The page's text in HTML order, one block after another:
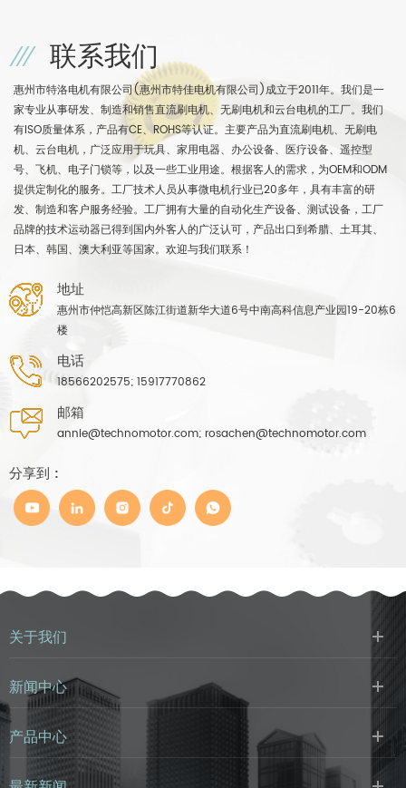
联系我们
惠州市特洛电机有限公司(惠州市特佳电机有限公司)成立于2011年。我们是一
家专业从事研发、制造和销售直流刷电机、无刷电机和云台电机的工厂。我们
有ISO质量体系，产品有CE、ROHS等认证。主要产品为直流刷电机、无刷电
机、云台电机，广泛应用于玩具、家用电器、办公设备、医疗设备、遥控型
号、飞机、电子门锁等，以及一些工业用途。根据客人的需求，为OEM和ODM
提供定制化的服务。工厂技术人员从事微电机行业已20多年，具有丰富的研
发、制造和客户服务经验。工厂拥有大量的自动化生产设备、测试设备，工厂
品牌的技术运动器已得到国内外客人的广泛认可，产品出口到希腊、土耳其、
日本、韩国、澳大利亚等国家。欢迎与我们联系！
地址
惠州市仲恺高新区陈江街道新华大道6号中南高科信息产业园19-20栋6
楼
电话
18566202575; 15917770862
邮箱
annie@technomotor.com; rosachen@technomotor.com
分享到 :
关于我们
新闻中心
产品中心